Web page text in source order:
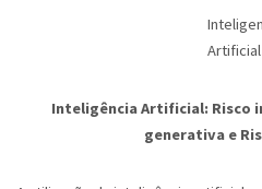
Artificial
Inteligência Artificial: Risco
generativa e